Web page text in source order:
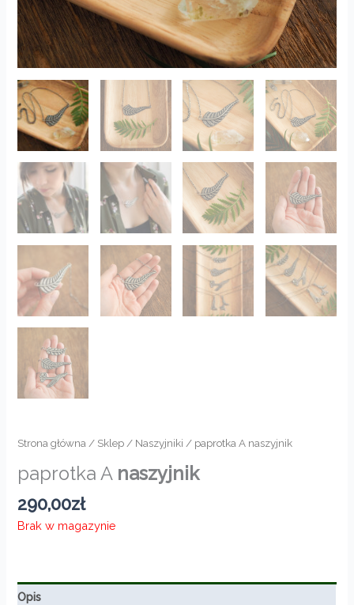
Strona główna / Sklep / Naszyjniki / paprotka A naszyjnik
paprotka A naszyjnik
290,00zł
Brak w magazynie
Opis